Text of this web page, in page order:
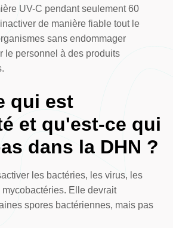
UV-C pendant seulement 60
de manière fiable tout le
sans endommager
le personnel à des produits
qui est
et qu'est-ce qui
dans la DHN ?
les bactéries, les virus, les
Elle devrait
spores bactériennes, mais pas